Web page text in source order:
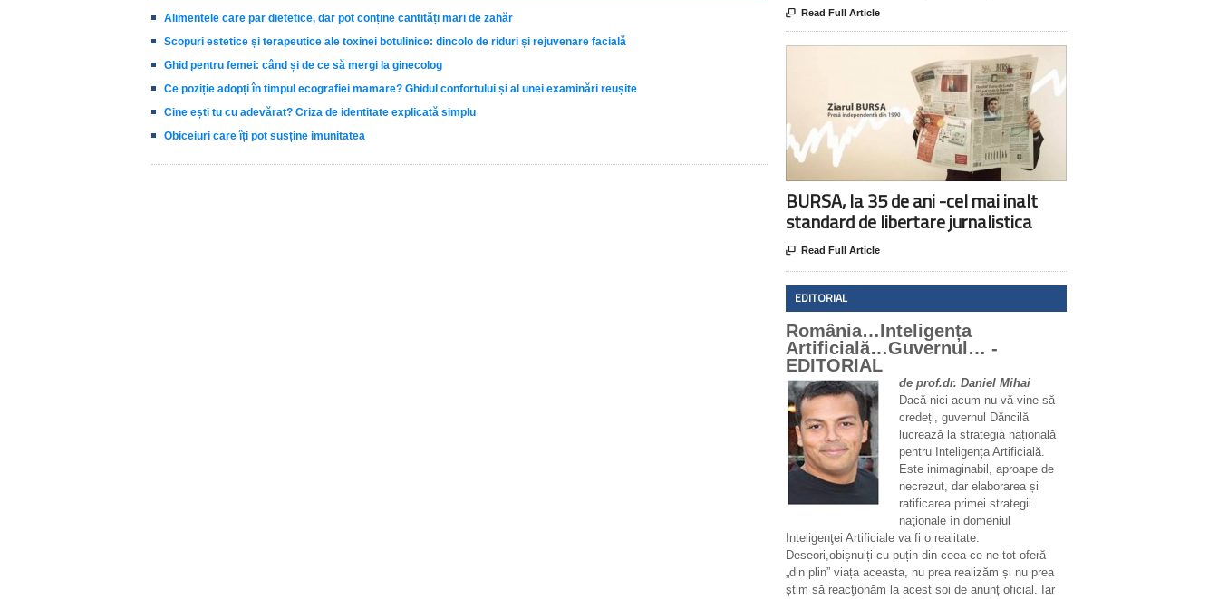
Alimentele care par dietetice, dar pot conține cantități mari de zahăr
Scopuri estetice și terapeutice ale toxinei botulinice: dincolo de riduri și rejuvenare facială
Ghid pentru femei: când și de ce să mergi la ginecolog
Ce poziție adopți în timpul ecografiei mamare? Ghidul confortului și al unei examinări reușite
Cine ești tu cu adevărat? Criza de identitate explicată simplu
Obiceiuri care îți pot susține imunitatea
 Read Full Article
BURSA, la 35 de ani -cel mai inalt
standard de libertare jurnalistica
 Read Full Article
EDITORIAL
România…Inteligența
Artificială…Guvernul… -
EDITORIAL
de prof.dr. Daniel Mihai
Dacă nici acum nu vă vine să
credeți, guvernul Dăncilă
lucrează la strategia națională
pentru Inteligența Artificială.
Este inimaginabil, aproape de
necrezut, dar elaborarea și
ratificarea primei strategii
naţionale în domeniul
Inteligenţei Artificiale va fi o realitate.
Deseori,obișnuiți cu puțin din ceea ce ne tot oferă
„din plin” viața aceasta, nu prea realizăm și nu prea
știm să reacţionăm la acest soi de anunț oficial. Iar